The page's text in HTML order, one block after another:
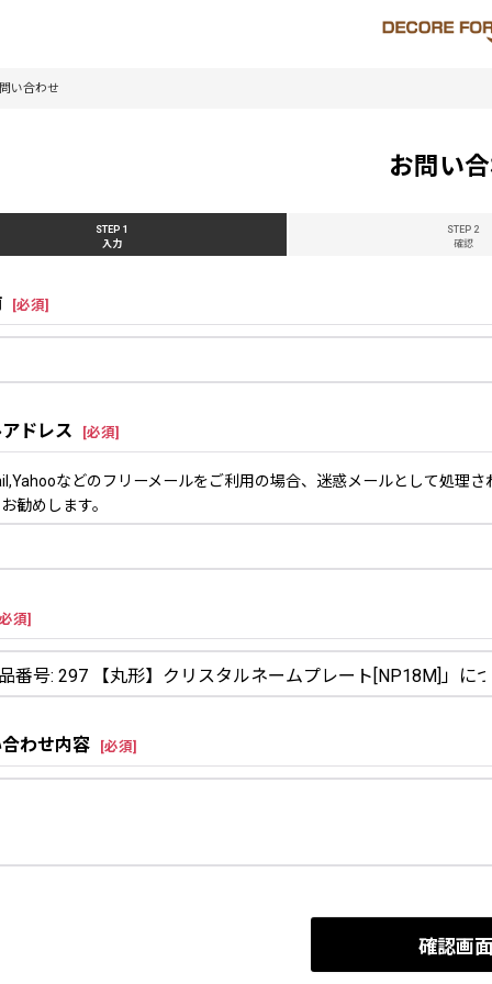
い合わせ
お問い
STEP 1
入力
STEP 2
確認
[必須]
ドレス [必須]
などのフリーメールをご利用の場合、迷惑メールとして処理
勧めします。
必須]
わせ内容 [必須]
確認画